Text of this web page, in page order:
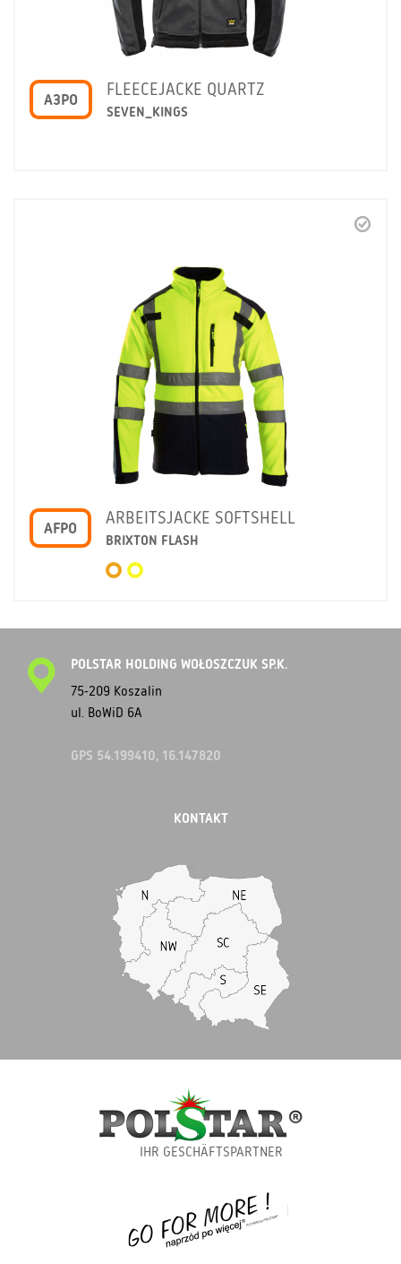
A3PO
FLEECEJACKE QUARTZ
SEVEN_KINGS
AFPO
ARBEITSJACKE SOFTSHELL
BRIXTON FLASH
POLSTAR HOLDING WOŁOSZCZUK SP.K.
75-209 Koszalin
ul. BoWiD 6A
GPS 54.199410, 16.147820
KONTAKT
IHR GESCHÄFTSPARTNER